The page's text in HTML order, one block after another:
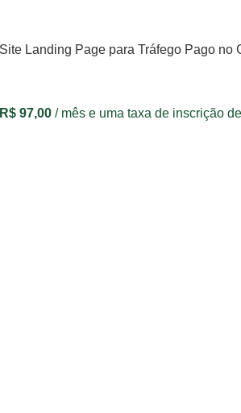
Site Landing Page para Tráfego Pago no
R$ 97,00 / mês e uma taxa de inscrição de